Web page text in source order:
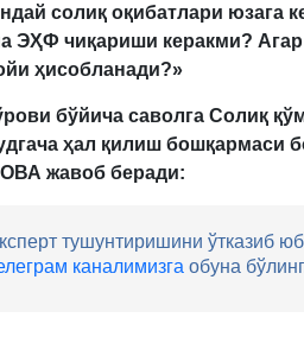
солиқ оқибатлари юзага
ЭҲФ чиқариши керакми? Агар
ҳисобланади?»
бўйича саволга Солиқ
ҳал қилиш бошқармаси
жавоб беради:
тушунтиришини ўтказиб
каналимизга обуна